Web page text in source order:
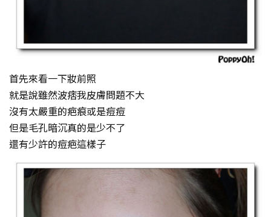
首先來看一下妝前照
就是說雖然波痞我皮膚問題不大
沒有太嚴重的疤痕或是痘痘
但是毛孔暗沉真的是少不了
還有少許的痘疤這樣子